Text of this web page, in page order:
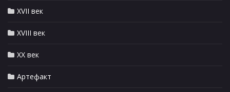
XVII век
XVIII век
XX век
Артефакт